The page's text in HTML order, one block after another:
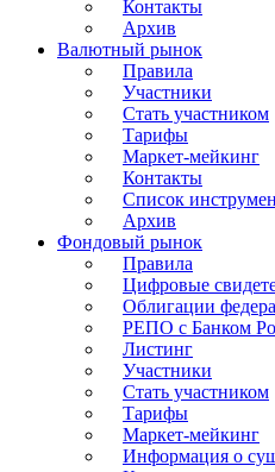
Контакты
Архив
Валютный рынок
Правила
Участники
Стать участником
Тарифы
Маркет-мейкинг
Контакты
Список
Архив
Фондовый рынок
Правила
Цифровые
Облигации
РЕПО с Банком
Листинг
Участники
Стать участником
Тарифы
Маркет-мейкинг
Информация о